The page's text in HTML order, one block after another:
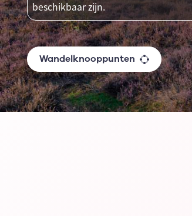
beschikbaar zijn.
Wandelknooppunten